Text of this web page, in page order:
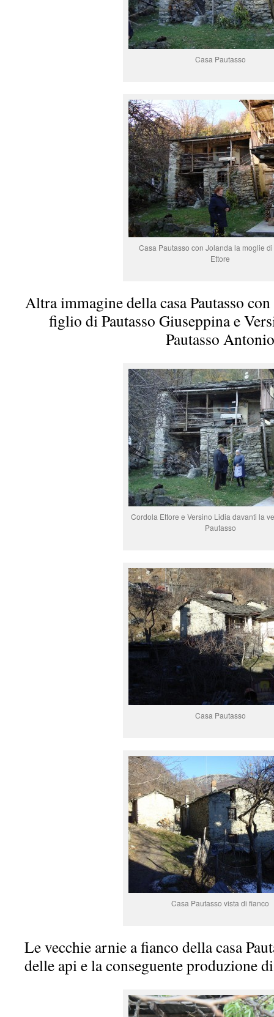
Casa Pautasso
Casa Pautasso con Jolanda la moglie
Ettore
Altra immagine della casa Pautasso
figlio di Pautasso Giuseppina e
Pautasso Antonio
Cordola Ettore e Versino Lidia davanti la
Pautasso
Casa Pautasso
Casa Pautasso vista di fianco
Le vecchie arnie a fianco della casa
delle api e la conseguente produzione